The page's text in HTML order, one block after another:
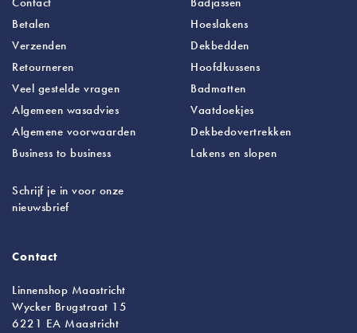
Betalen
Verzenden
Retourneren
Veel gestelde vragen
Algemeen wasadvies
Algemene voorwaarden
Business to business
Schrijf je in voor onze
nieuwsbrief
Hoeslakens
Dekbedden
Hoofdkussens
Badmatten
Vaatdoekjes
Dekbedovertrekken
Lakens en slopen
Contact
Linnenshop Maastricht
Wycker Brugstraat 15
6221 EA Maastricht